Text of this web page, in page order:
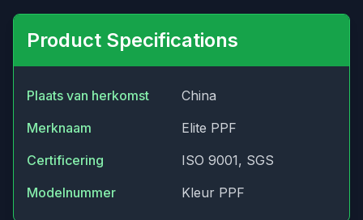
Product Specifications
Plaats van herkomst
China
Merknaam
Elite PPF
Certificering
ISO 9001, SGS
Modelnummer
Kleur PPF